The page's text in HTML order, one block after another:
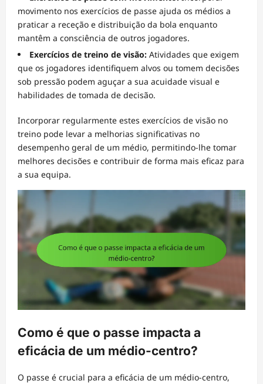
movimento nos exercícios de passe ajuda os médios a
praticar a receção e distribuição da bola enquanto
mantêm a consciência de outros jogadores.
Exercícios de treino de visão: Atividades que exigem
que os jogadores identifiquem alvos ou tomem decisões
sob pressão podem aguçar a sua acuidade visual e
habilidades de tomada de decisão.
Incorporar regularmente estes exercícios de visão no
treino pode levar a melhorias significativas no
desempenho geral de um médio, permitindo-lhe tomar
melhores decisões e contribuir de forma mais eficaz para
a sua equipa.
Como é que o passe impacta a
eficácia de um médio-centro?
O passe é crucial para a eficácia de um médio-centro,